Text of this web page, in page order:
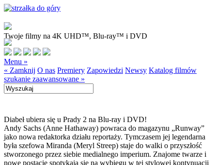
Twoje filmy na 4K UHD™, Blu-ray™ i DVD
Menu »
« Zamknij O nas Premiery Zapowiedzi Newsy Katalog filmów
szukanie zaawansowane »
Diabeł ubiera się u Prady 2 na Blu-ray i DVD!
Andy Sachs (Anne Hathaway) powraca do magazynu „Runway”
jako nowa redaktorka działu reportaży. Tymczasem jej legendarna
była szefowa Miranda (Meryl Streep) staje do walki o przyszłość
stworzonego przez siebie medialnego imperium. Znajome twarze i
nowe postacie spotykają się na wybiegu w tej stylowej kontynuacji